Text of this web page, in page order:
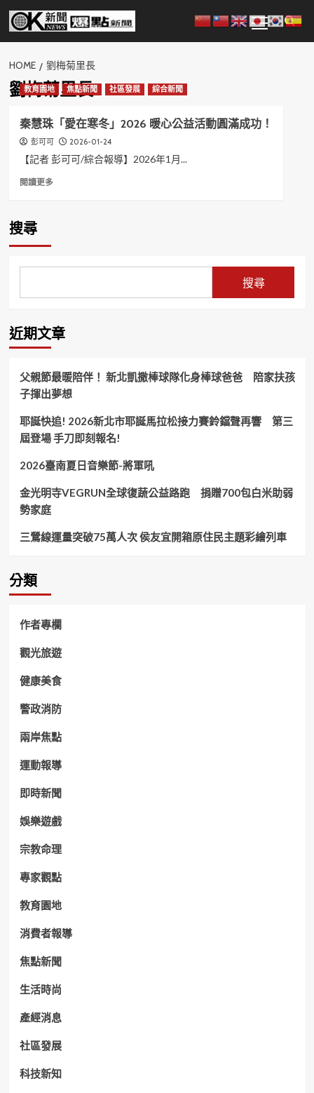
Skip
content
Menu
HOME 劉梅菊里長
劉梅菊里長
教育園地 焦點新聞 社區發展 綜合新聞
秦慧珠「愛在寒冬」2026 暖心公益活動圓滿成功！
彭可可 2026-01-24
【記者 彭可可/綜合報導】2026年1月...
閱讀更多Read
冬」
暖
心
活
動
滿
成
功！
搜尋
搜尋
近期文章
父親節最暖陪伴！ 新北凱撒棒球隊化身棒球爸爸 陪家扶孩
子揮出夢想
耶誕快追! 2026新北市耶誕馬拉松接力賽鈴鐺聲再響 第三
屆登場 手刀即刻報名!
2026臺南夏日音樂節-將軍吼
金光明寺VEGRUN全球復蔬公益路跑 捐贈700包白米助弱
勢家庭
三鶯線運量突破75萬人次 侯友宜開箱原住民主題彩繪列車
分類
作者專欄
觀光旅遊
健康美食
警政消防
兩岸焦點
運動報導
即時新聞
娛樂遊戲
宗教命理
專家觀點
教育園地
消費者報導
焦點新聞
生活時尚
產經消息
社區發展
科技新知